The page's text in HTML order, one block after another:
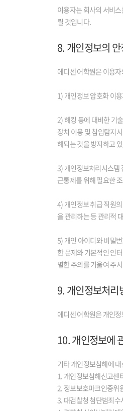
이용자는 회사의 서비
릴 것입니다.
8. 개인정보의
에디센 어학원은 이용
1) 개인정보 암호화 이
2) 해킹 등에 대비한 기
장치 이용 및 침입탐지
해되는 것을 방지하고
3) 개인정보처리시스템
근통제를 위해 필요한
4) 개인정보 취급 직원
을 관리하는 등 관리적
5) 개인 아이디와 비밀
한 문제와 기본적인 인
별한 주의를 기울여 주
9. 개인정보처리
에디센 어학원은 개인
10. 개인정보에
기타 개인정보침해에
1. 개인정보침해신고
2. 정보보호마크인증
3. 대검찰청 첨단범죄